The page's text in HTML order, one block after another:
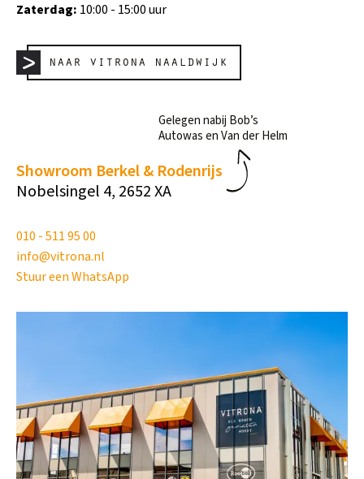
Zaterdag: 10:00 - 15:00 uur
naar vitrona naaldwijk
Showroom Berkel & Rodenrijs
Nobelsingel 4, 2652 XA
Gelegen nabij Bob’s
Autowas en Van der Helm
010 - 511 95 00
info@vitrona.nl
Stuur een WhatsApp